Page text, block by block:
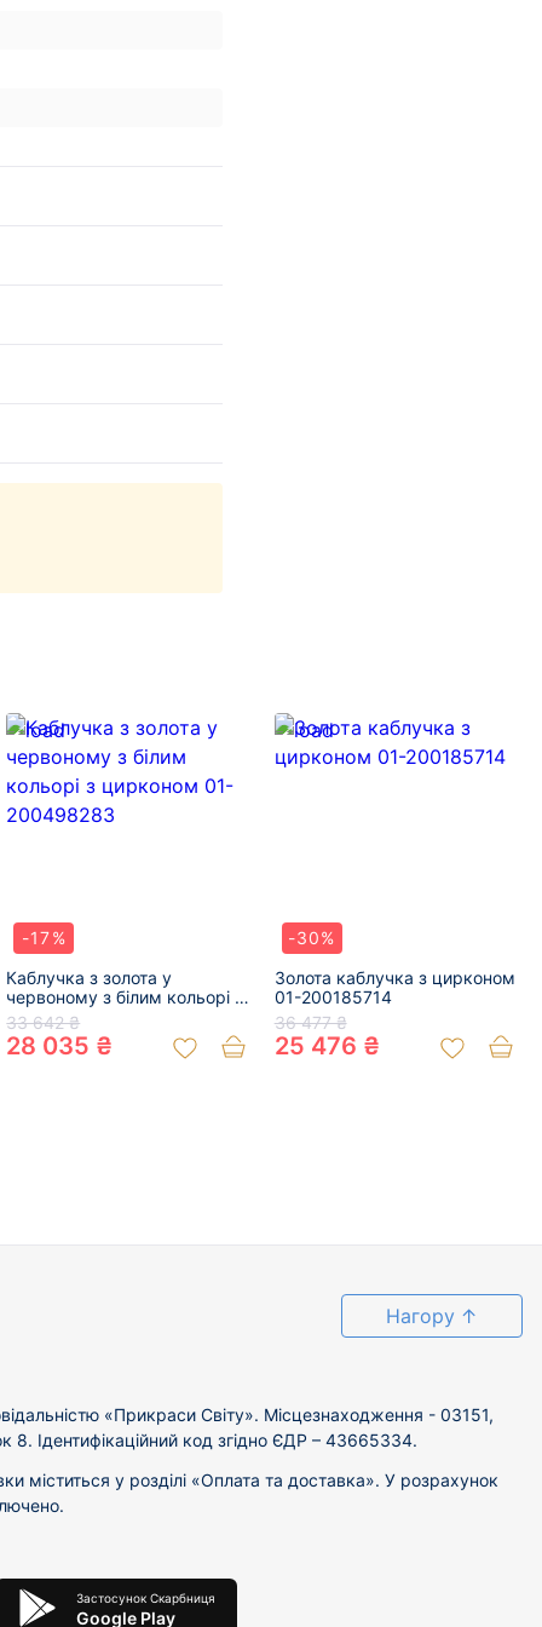
-17%
Каблучка з золота у
червоному з білим кольорі з
цирконом 01-200498283
33 642 ₴
28 035 ₴
-30%
Золота каблучка з цирконом
01-200185714
36 477 ₴
25 476 ₴
Нагору ↑
«Прикраси Світу». Місцезнаходження - 03151,
8. Ідентифікаційний код згідно ЄДР – 43665334.
міститься у розділі «Оплата та доставка». У розрахунок
Застосунок Скарбниця
Google Play